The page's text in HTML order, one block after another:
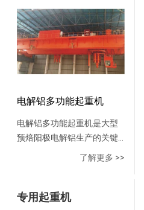
轻松操作，避免粉尘环境的
影响。设备自投入使用以
来，工人工作强度得到大幅
降低，机器运行顺畅，从天
车工到管理层都反应良好，
前来考察。03智能化程度，
备，无人化程度，堪称国内
较高水平，引起北起院高度
重视，双方共同制订了检测
位更精准▲无人值守更智能
本高等问题和弊端，可大大
提高生产企业的装备技术水
平和管理水平。 性能特点：
操作方便，运行可靠，易于
管理，有效降低生产成本。
高度和客户要求确定码垛高
向行走和小行车的横向行走
及升降输送机的升降和旋
转，确保码垛机在库房任意
有效起到限流、稳压、调速
电解铝多功能起重机
电解铝多功能起重机是大型
预焙阳极电解铝生产的关键
工艺设备，能适应高温、大
预焙阳级电解槽的下列工艺
了解更多 >>
专用起重机